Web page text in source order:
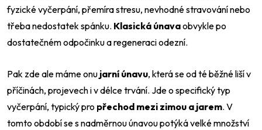
fyzické vyčerpání, přemíra stresu, nevhodné stravování nebo
třeba nedostatek spánku. Klasická únavaobvykle po
dostatečném odpočinku a regeneraci odezní.
Pak zde ale máme onu jarní únavu, která se od té běžné liší v
příčinách, projevech i v délce trvání. Jde o specifický typ
vyčerpání, typický pro přechod mezi zimou a jarem. V
tomto období se s nadměrnou únavou potýká velké množství